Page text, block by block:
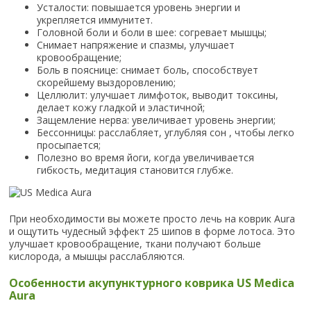
Усталости: повышается уровень энергии и
укрепляется иммунитет.
Головной боли и боли в шее: согревает мышцы;
Снимает напряжение и спазмы, улучшает
кровообращение;
Боль в пояснице: снимает боль, способствует
скорейшему выздоровлению;
Целлюлит: улучшает лимфоток, выводит токсины,
делает кожу гладкой и эластичной;
Защемление нерва: увеличивает уровень энергии;
Бессонницы: расслабляет, углубляя сон , чтобы легко
просыпается;
Полезно во время йоги, когда увеличивается
гибкость, медитация становится глубже.
При необходимости вы можете просто лечь на коврик Aura
и ощутить чудесный эффект 25 шипов в форме лотоса. Это
улучшает кровообращение, ткани получают больше
кислорода, а мышцы расслабляются.
Особенности акупунктурного коврика US Medica
Aura